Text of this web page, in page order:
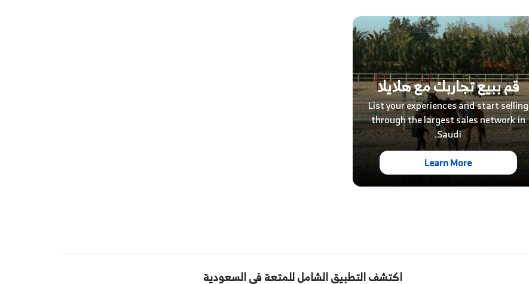
قم ببيع تجاربك مع هلايلا
List your experiences and start selling
through the largest sales network in
Saudi.
Learn More
اكتشف التطبيق الشامل للمتعة في السعودية